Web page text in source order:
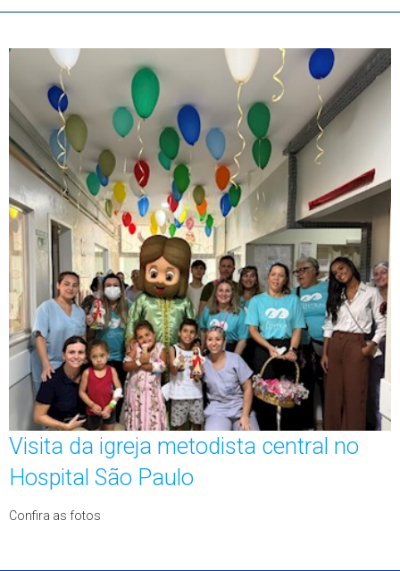
Visita da igreja metodista central no
Hospital São Paulo
Confira as fotos